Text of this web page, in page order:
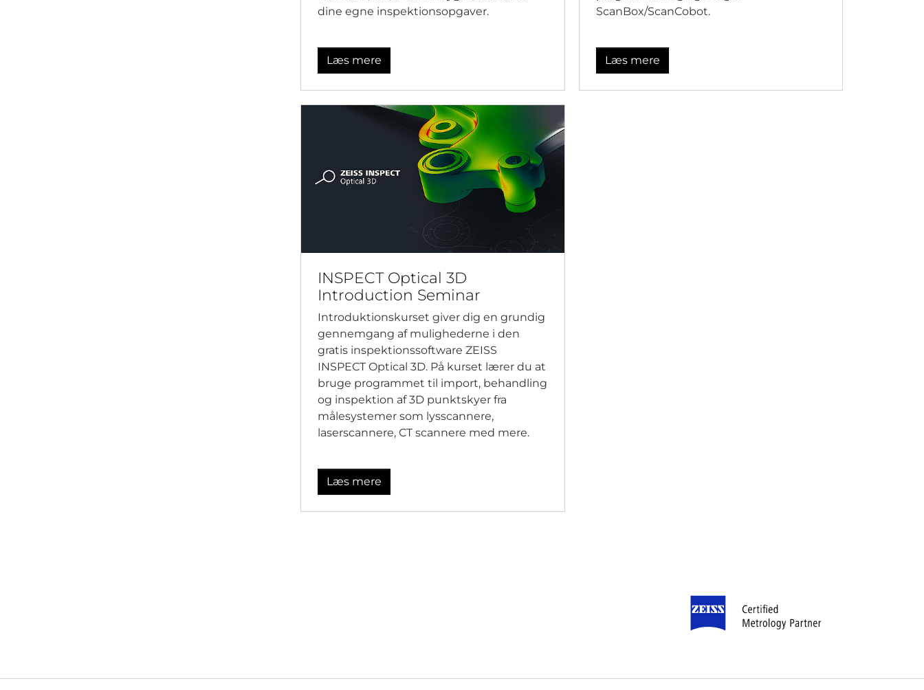
dine egne inspektionsopgaver.
Læs mere
ScanBox/ScanCobot.
Læs mere
INSPECT Optical 3D
Introduction Seminar
Introduktionskurset giver dig en grundig
gennemgang af mulighederne i den
gratis inspektionssoftware ZEISS
INSPECT Optical 3D. På kurset lærer du at
bruge programmet til import, behandling
og inspektion af 3D punktskyer fra
målesystemer som lysscannere,
laserscannere, CT scannere med mere.
Læs mere